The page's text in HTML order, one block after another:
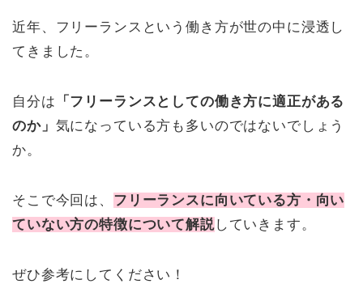
近年、フリーランスという働き方が世の中に浸透し
てきました。
自分は 「フリーランスとしての働き方に適正がある
のか」 気になっている方も多いのではないでしょう
か。
そこで今回は、 フリーランスに向いている方・向い
ていない方の特徴について解説していきます。
ぜひ参考にしてください！